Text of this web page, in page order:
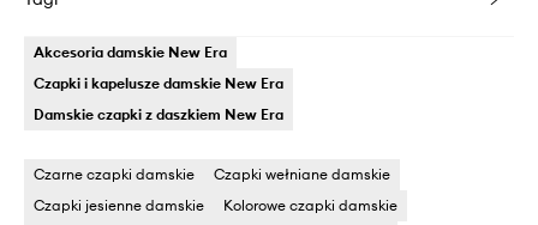
Akcesoria damskie New Era
Czapki i kapelusze damskie New Era
Damskie czapki z daszkiem New Era
Czarne czapki damskie
Czapki wełniane damskie
Czapki jesienne damskie
Kolorowe czapki damskie